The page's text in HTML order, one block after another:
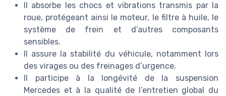
Il absorbe les chocs et vibrations transmis par la
roue, protégeant ainsi le moteur, le filtre à huile, le
système de frein et d’autres composants
sensibles.
Il assure la stabilité du véhicule, notamment lors
des virages ou des freinages d’urgence.
Il participe à la longévité de la suspension
Mercedes et à la qualité de l’entretien global du